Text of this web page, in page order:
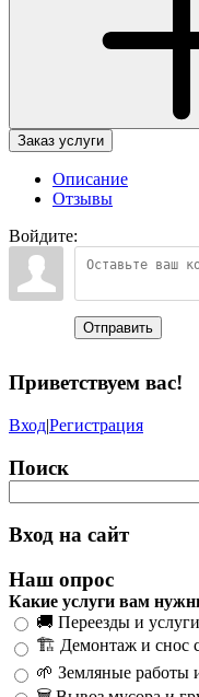
Заказ услуги
Описание
Отзывы
Войдите:
Отправить
Приветствуем вас!
Вход|Регистрация
Поиск
Вход на сайт
Наш опрос
Какие услуги вам
🚚 Переезды и
🏗️ Демонтаж и снос
🌱 Земляные работы